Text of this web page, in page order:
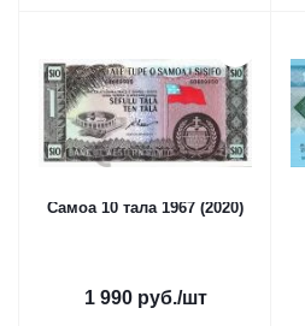
Самоа 10 тала 1967 (2020)
1 990руб./шт